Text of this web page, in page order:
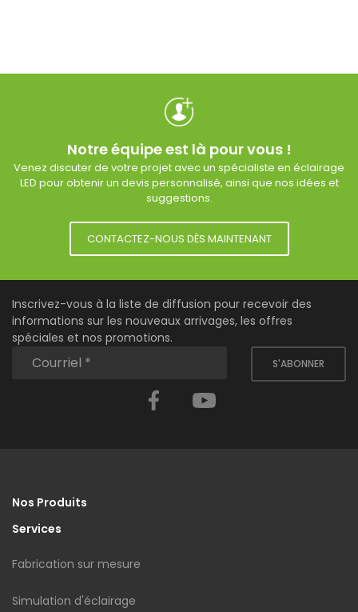
Notre équipe est là pour vous !
Venez discuter de votre projet avec un spécialiste en éclairage
LED pour obtenir un devis personnalisé, ainsi que nos idées et
suggestions.
CONTACTEZ-NOUS DÈS MAINTENANT
Inscrivez-vous à la liste de diffusion pour recevoir des
informations sur les nouveaux arrivages, les offres
spéciales et nos promotions.
S'ABONNER
Facebook
Nos Produits
Services
Fabrication sur mesure
Simulation d'éclairage